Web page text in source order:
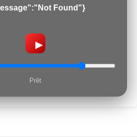
Found"}
▶
Prêt